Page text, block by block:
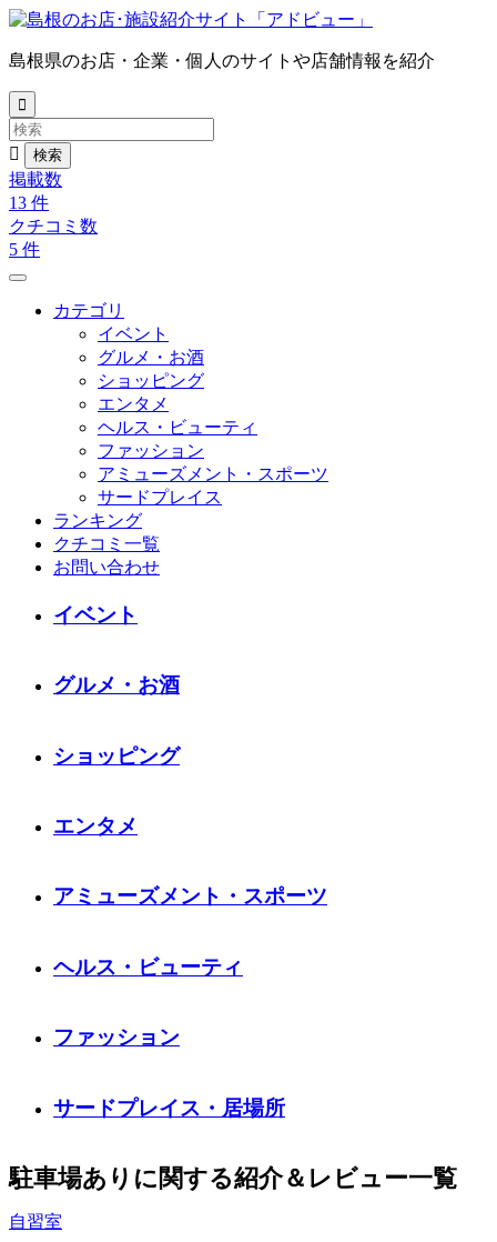
島根県のお店・企業・個人のサイトや店舗情報を紹介


掲載数
13 件
クチコミ数
5 件
カテゴリ
イベント
グルメ・お酒
ショッピング
エンタメ
ヘルス・ビューティ
ファッション
アミューズメント・スポーツ
サードプレイス
ランキング
クチコミ一覧
お問い合わせ
イベント
グルメ・お酒
ショッピング
エンタメ
アミューズメント・スポーツ
ヘルス・ビューティ
ファッション
サードプレイス・居場所
駐車場ありに関する紹介＆レビュー一覧
自習室